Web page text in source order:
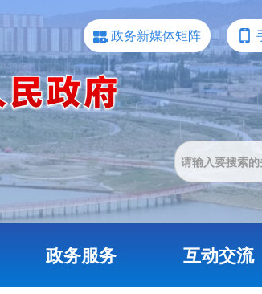
政务新媒体矩阵
政务服务 互动交流